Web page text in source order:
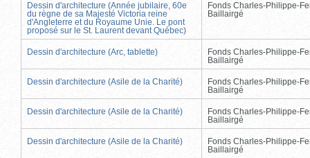
Dessin d'architecture (Année jubilaire, 60e
du règne de sa Majesté Victoria reine
d'Angleterre et du Royaume Unie. Le pont
proposé sur le St. Laurent devant Québec)
Fonds Charles-Philippe-
Baillairgé
Dessin d'architecture (Arc, tablette)
Fonds Charles-Philippe-
Baillairgé
Dessin d'architecture (Asile de la Charité)
Fonds Charles-Philippe-
Baillairgé
Dessin d'architecture (Asile de la Charité)
Fonds Charles-Philippe-
Baillairgé
Dessin d'architecture (Asile de la Charité)
Fonds Charles-Philippe-
Baillairgé